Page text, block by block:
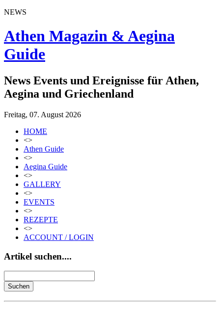
NEWS
Athen Magazin & Aegina
Guide
News Events und Ereignisse für Athen,
Aegina und Griechenland
Freitag, 07. August 2026
HOME
<>
Athen Guide
<>
Aegina Guide
<>
GALLERY
<>
EVENTS
<>
REZEPTE
<>
ACCOUNT / LOGIN
Artikel suchen....